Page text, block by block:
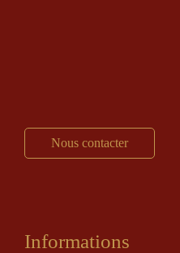
Nous contacter
Informations